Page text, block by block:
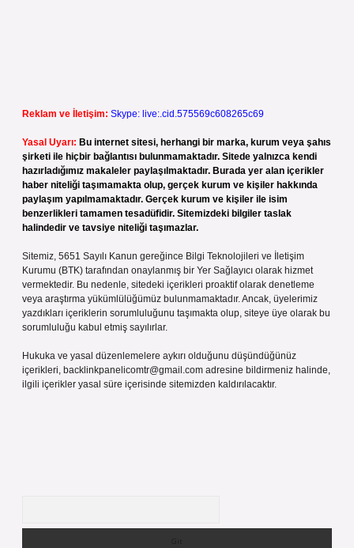
Reklam ve İletişim: Skype: live:.cid.575569c608265c69
Yasal Uyarı: Bu internet sitesi, herhangi bir marka, kurum veya şahıs
şirketi ile hiçbir bağlantısı bulunmamaktadır. Sitede yalnızca kendi
hazırladığımız makaleler paylaşılmaktadır. Burada yer alan içerikler
haber niteliği taşımamakta olup, gerçek kurum ve kişiler hakkında
paylaşım yapılmamaktadır. Gerçek kurum ve kişiler ile isim
benzerlikleri tamamen tesadüfidir. Sitemizdeki bilgiler taslak
halindedir ve tavsiye niteliği taşımazlar.
Sitemiz, 5651 Sayılı Kanun gereğince Bilgi Teknolojileri ve İletişim
Kurumu (BTK) tarafından onaylanmış bir Yer Sağlayıcı olarak hizmet
vermektedir. Bu nedenle, sitedeki içerikleri proaktif olarak denetleme
veya araştırma yükümlülüğümüz bulunmamaktadır. Ancak, üyelerimiz
yazdıkları içeriklerin sorumluluğunu taşımakta olup, siteye üye olarak bu
sorumluluğu kabul etmiş sayılırlar.
Hukuka ve yasal düzenlemelere aykırı olduğunu düşündüğünüz
içerikleri, backlinkpanelicomtr@gmail.com adresine bildirmeniz halinde,
ilgili içerikler yasal süre içerisinde sitemizden kaldırılacaktır.